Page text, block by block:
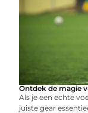
Ontdek de magie
Als je een echte
juiste gear